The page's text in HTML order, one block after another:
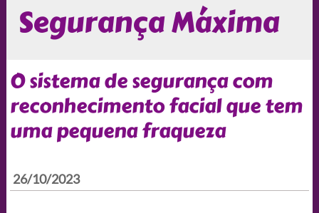
Segurança Máxima
O sistema de segurança com
reconhecimento facial que tem
uma pequena fraqueza
26/10/2023